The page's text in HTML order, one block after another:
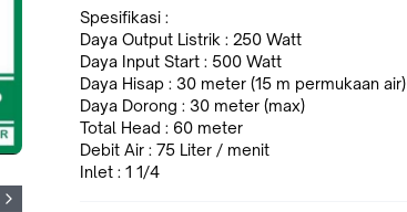
Spesifikasi :
Daya Output Listrik : 250 Watt
Daya Input Start : 500 Watt
Daya Hisap : 30 meter (15 m permukaan air)
Daya Dorong : 30 meter (max)
Total Head : 60 meter
Debit Air : 75 Liter / menit
Inlet : 1 1/4